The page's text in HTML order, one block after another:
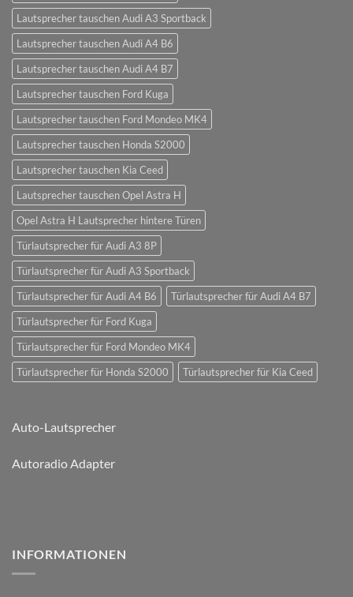
Lautsprecher tauschen Audi A3 Sportback
Lautsprecher tauschen Audi A4 B6
Lautsprecher tauschen Audi A4 B7
Lautsprecher tauschen Ford Kuga
Lautsprecher tauschen Ford Mondeo MK4
Lautsprecher tauschen Honda S2000
Lautsprecher tauschen Kia Ceed
Lautsprecher tauschen Opel Astra H
Opel Astra H Lautsprecher hintere Türen
Türlautsprecher für Audi A3 8P
Türlautsprecher für Audi A3 Sportback
Türlautsprecher für Audi A4 B6
Türlautsprecher für Audi A4 B7
Türlautsprecher für Ford Kuga
Türlautsprecher für Ford Mondeo MK4
Türlautsprecher für Honda S2000
Türlautsprecher für Kia Ceed
Auto-Lautsprecher
Autoradio Adapter
INFORMATIONEN